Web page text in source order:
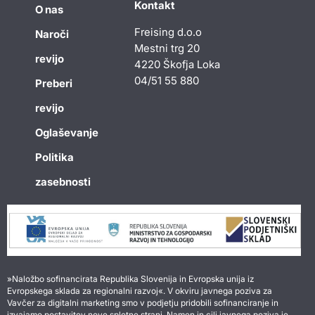
O nas
Naroči
revijo
Preberi
revijo
Oglaševanje
Politika
zasebnosti
Kontakt
Freising d.o.o
Mestni trg 20
4220 Škofja Loka
04/51 55 880
»Naložbo sofinancirata Republika Slovenija in Evropska unija iz
Evropskega sklada za regionalni razvoj«. V okviru javnega poziva za
Vavčer za digitalni marketing smo v podjetju pridobili sofinanciranje in